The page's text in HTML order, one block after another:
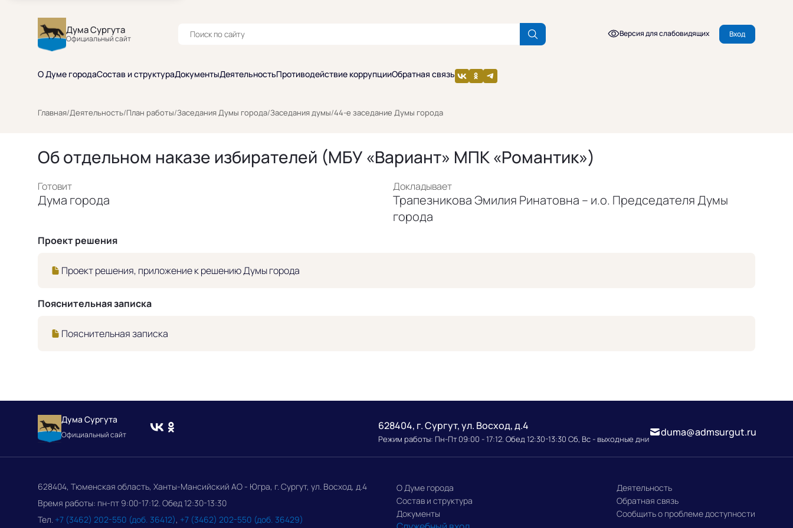
Дума Сургута
Официальный сайт
Версия для слабовидящих Вход
О Думе городаСостав и структураДокументыДеятельностьПротиводействие коррупцииОбратная связь
Главная/Деятельность/План работы/Заседания Думы города/Заседания думы/44-е заседание Думы города
Об отдельном наказе избирателей (МБУ «Вариант» МПК «Романтик»)
Готовит
Дума города
Докладывает
Трапезникова Эмилия Ринатовна – и.о. Председателя Думы
города
Проект решения
Проект решения, приложение к решению Думы города
Пояснительная записка
Пояснительная записка
Дума Сургута
Официальный сайт
628404, г. Сургут, ул. Восход, д.4
Режим работы: Пн-Пт 09:00 - 17:12. Обед 12:30-13:30 Сб, Вс - выходные дни
duma@admsurgut.ru
628404, Тюменская область, Ханты-Мансийский АО - Югра, г. Сургут, ул. Восход, д.4
Время работы: пн-пт 9:00-17:12. Обед 12:30-13:30
Тел. +7 (3462) 202-550 (доб. 36412), +7 (3462) 202-550 (доб. 36429)
О Думе города
Состав и структура
Документы
Деятельность
Обратная связь
Сообщить о проблеме доступности